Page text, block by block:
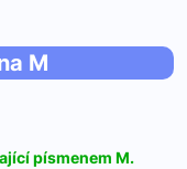
M
písmenem M.